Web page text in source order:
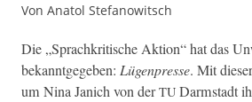
Von Anatol Stefanowitsch
Die „Sprachkri­tis­che Aktion“ hat das
bekan­nt­gegeben: Lügen­presse. Mit
um Nina Janich von derTU Darm­stadt